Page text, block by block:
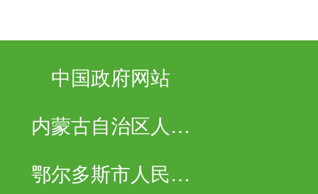
中国政府网站
内蒙古自治区人民
鄂尔多斯市人民政